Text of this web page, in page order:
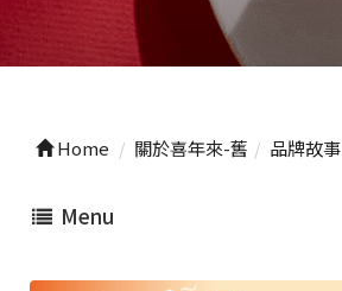
Home 關於喜年來-舊 品牌故事
Menu